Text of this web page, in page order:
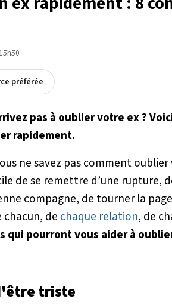
préférée
pas à oublier votre ex ?
rapidement.
ne savez pas comment oublier
de se remettre d’une rupture,
compagne, de tourner la
chacun, de chaque relation, de
qui pourront vous aider à
triste